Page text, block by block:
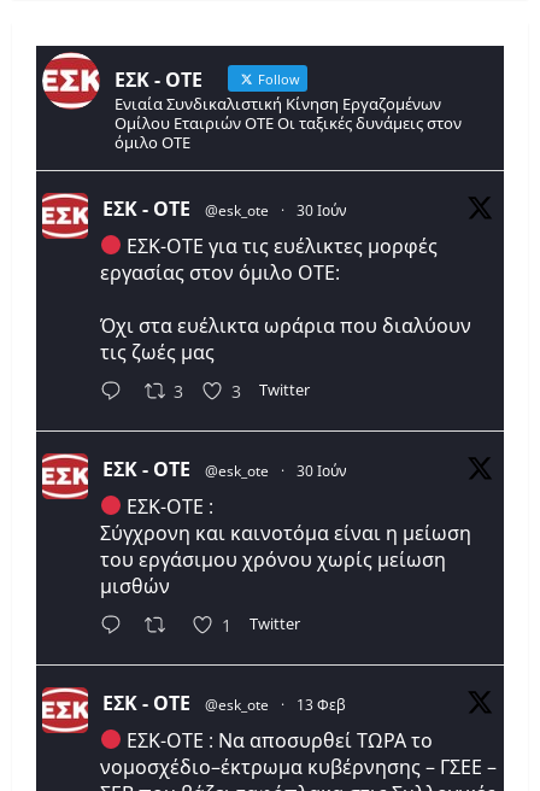
ΕΣΚ - ΟΤΕ Follow
Ενιαία Συνδικαλιστική Κίνηση Εργαζομένων
Ομίλου Εταιριών ΟΤΕ Οι ταξικές δυνάμεις στον
όμιλο ΟΤΕ
ΕΣΚ - ΟΤΕ @esk_ote · 30 Ιούν
ΕΣΚ-ΟΤΕ για τις ευέλικτες μορφές
εργασίας στον όμιλο ΟΤΕ:
Όχι στα ευέλικτα ωράρια που διαλύουν
τις ζωές μας
3 3 Twitter
ΕΣΚ - ΟΤΕ @esk_ote · 30 Ιούν
ΕΣΚ-ΟΤΕ :
Σύγχρονη και καινοτόμα είναι η μείωση
του εργάσιμου χρόνου χωρίς μείωση
μισθών
1 Twitter
ΕΣΚ - ΟΤΕ @esk_ote · 13 Φεβ
ΕΣΚ-ΟΤΕ : Να αποσυρθεί ΤΩΡΑ το
νομοσχέδιο–έκτρωμα κυβέρνησης – ΓΣΕΕ –